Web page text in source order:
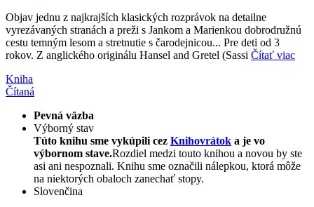
Objav jednu z najkrajších klasických rozprávok na detailne
vyrezávaných stranách a preži s Jankom a Marienkou dobrodružnú
cestu temným lesom a stretnutie s čarodejnicou... Pre deti od 3
rokov. Z anglického originálu Hansel and Gretel (Sassi Čítať viac
Kniha
Čítaná
Pevná väzba
Výborný stav
Túto knihu sme vykúpili cez Knihovrátok a je vo
výbornom stave.Rozdiel medzi touto knihou a novou by ste
asi ani nespoznali. Knihu sme označili nálepkou, ktorá môže
na niektorých obaloch zanechať stopy.
Slovenčina